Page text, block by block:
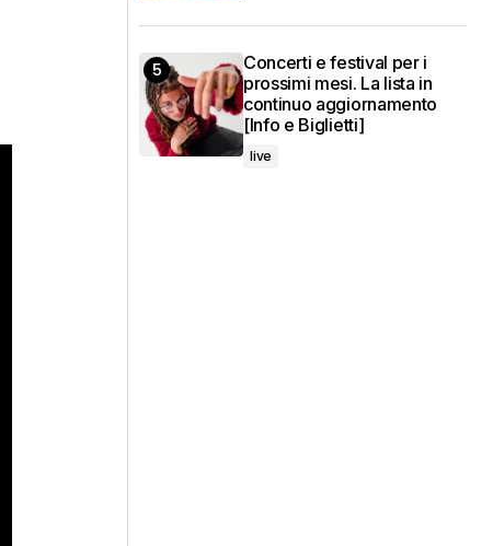
Concerti e festival per i
prossimi mesi. La lista in
continuo aggiornamento
[Info e Biglietti]
live